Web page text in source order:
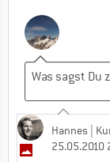
Hannes |
25.05.2010